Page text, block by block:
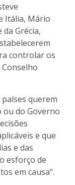
Itália, Mário
da Grécia,
controlar os
querem
ou do Governo
e que
e das
esforço de
em causa“.